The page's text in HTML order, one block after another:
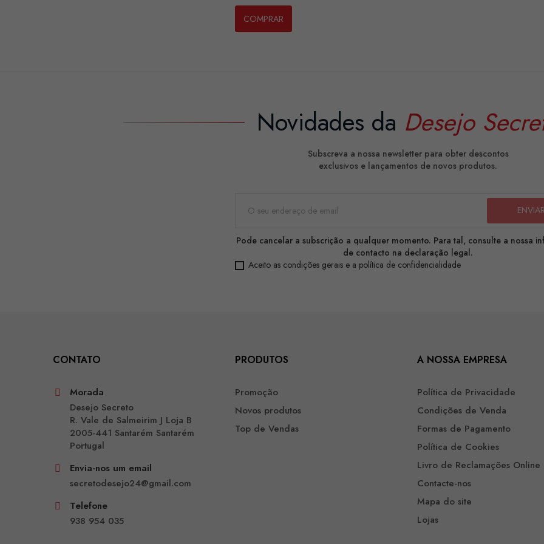
COMPRAR
Novidades da Desejo
Subscreva a nossa newsletter para obter descontos
exclusivos e lançamentos de novos produtos.
Pode cancelar a subscrição a qualquer momento. Para tal, consulte a nossa
de contacto na declaração legal.
Aceito as condições gerais e a política de confidencialidade
CONTATO
Morada
Desejo Secreto
R. Vale de Salmeirim J Loja B
2005-441 Santarém Santarém
Portugal
Envia-nos um email
secretodesejo24@gmail.com
Telefone
938 954 035
PRODUTOS
Promoção
Novos produtos
Top de Vendas
A NOSSA EMPRESA
Política de Privacidade
Condições de Venda
Formas de Pagamento
Política de Cookies
Livro de Reclamações Online
Contacte-nos
Mapa do site
Lojas